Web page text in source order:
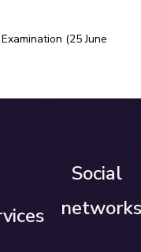
(25 June
Social
networks